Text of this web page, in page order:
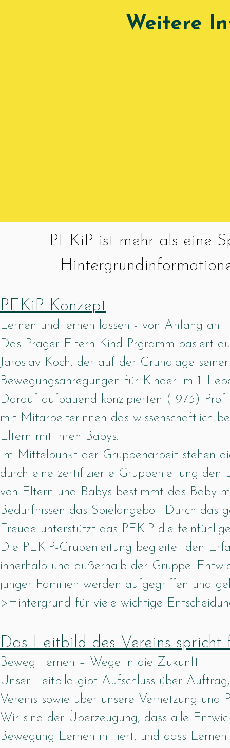
Weitere
PEKiP ist mehr als eine
PEKiP-Konzept
Lernen und lernen lassen - von Anfang an
Das Prager-Eltern-Kind-Prgramm basiert
Jaroslav Koch, der auf der Grundlage
Bewegungsanregungen für Kinder im 1.
Darauf aufbauend konzipierten (1973)
mit Mitarbeiterinnen das wissenschaftlich
Eltern mit ihren Babys.
Im Mittelpunkt der Gruppenarbeit stehen
durch eine zertifizierte Gruppenleitung den
von Eltern und Babys bestimmt das Baby
Bedürfnissen das Spielangebot. Durch das
Freude unterstützt das PEKiP die
Die PEKiP-Grupenleitung begleitet den
innerhalb und außerhalb der Gruppe.
junger Familien werden aufgegriffen und
>Hintergrund für viele wichtige
Das Leitbild des Vereins spricht
Bewegt lernen – Wege in die Zukunft
Unser Leitbild gibt Aufschluss über
Vereins sowie über unsere Vernetzung und
Wir sind der Überzeugung, dass alle
Bewegung Lernen initiiert, und dass